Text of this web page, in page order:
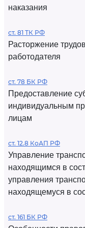
наказания
ст. 81 ТК РФ
Расторжение
работодателя
ст. 78 БК РФ
Предоставление
индивидуальным
лицам
ст. 12.8 КоАП РФ
Управление
находящимся в
управления
находящемуся в
ст. 161 БК РФ